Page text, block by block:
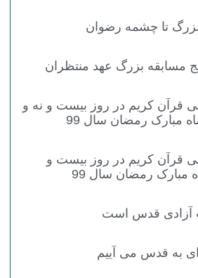
تا چشمه رضوان
مسابقه بزرگ عهد منتظران
قرآن کریم در روز بیست و نه و
مبارک رمضان سال 99
قرآن کریم در روز بیست و
مبارک رمضان سال 99
آزادی قدس است
ای به قدس می آییم